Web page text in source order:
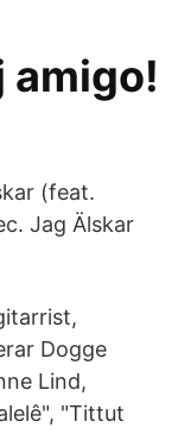
amigo!
(feat.
Jag Älskar
Dogge
Lind,
"Tittut